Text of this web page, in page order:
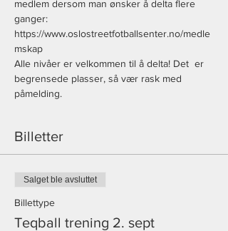
medlem dersom man ønsker å delta flere
ganger:
https://www.oslostreetfotballsenter.no/medle
mskap
Alle nivåer er velkommen til å delta! Det  er
begrensede plasser, så vær rask med
påmelding.
Billetter
Salget ble avsluttet
Billettype
Teqball trening 2. sept